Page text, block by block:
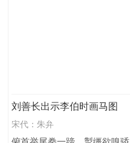
刘善长出示李伯时画马图
宋代：朱弁